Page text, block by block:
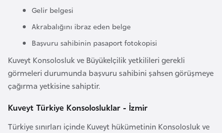
Gelir belgesi
Akrabalığını ibraz eden belge
Başvuru sahibinin pasaport fotokopisi
Kuveyt Konsolosluk ve Büyükelçilik yetkilileri gerekli
görmeleri durumunda başvuru sahibini şahsen görüşmeye
çağırma yetkisine sahiptir.
Kuveyt Türkiye Konsolosluklar - İzmir
Türkiye sınırları içinde Kuveyt hükümetinin Konsolosluk ve
e
k
C
m
h